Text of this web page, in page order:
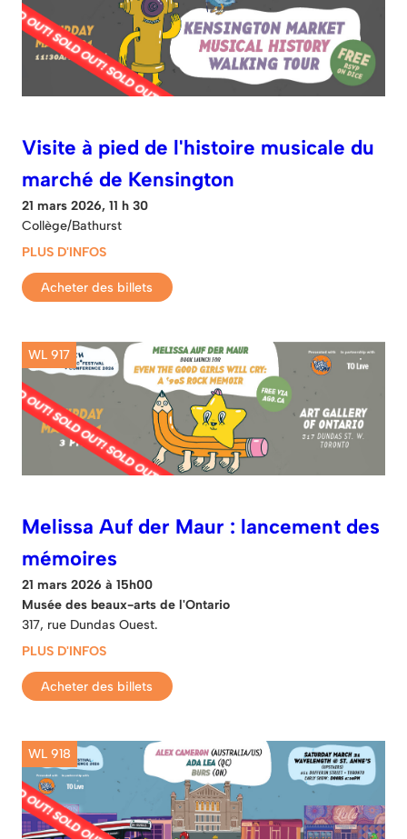
Visite à pied de l'histoire musicale du
marché de Kensington
21 mars 2026, 11 h 30
Collège/Bathurst
PLUS D'INFOS
Acheter des billets
WL 917
Melissa Auf der Maur : lancement des
mémoires
21 mars 2026 à 15h00
Musée des beaux-arts de l'Ontario
317, rue Dundas Ouest.
PLUS D'INFOS
Acheter des billets
WL 918